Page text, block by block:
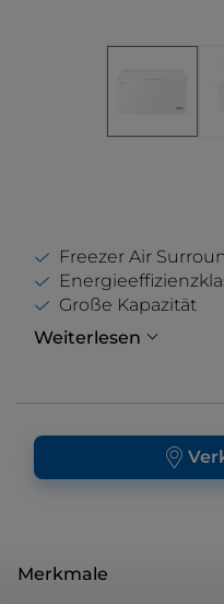
Freezer Air
Große Kapazität
Weiterlesen
Merkmale